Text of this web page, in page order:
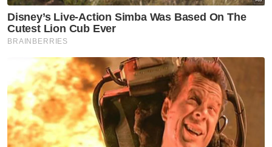
Berita Telus & Tulus menerusi E-Mel setiap
hari!